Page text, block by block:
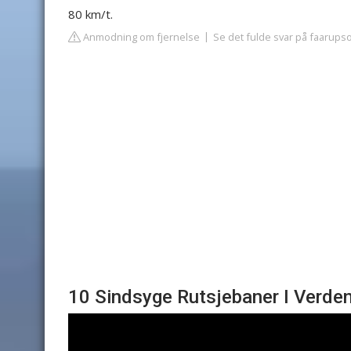
80 km/t.
Anmodning om fjernelse Se det fulde svar på
10 Sindsyge Rutsjebaner I